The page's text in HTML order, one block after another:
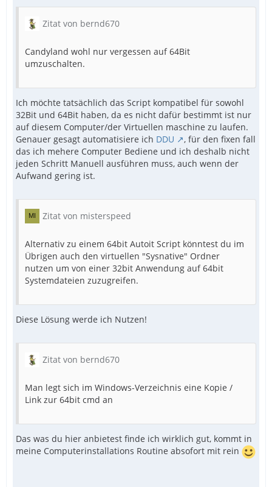
Zitat von bernd670
Candyland wohl nur vergessen auf 64Bit
umzuschalten.
Ich möchte tatsächlich das Script kompatibel für sowohl
32Bit und 64Bit haben, da es nicht dafür bestimmt ist nur
auf diesem Computer/der Virtuellen maschine zu laufen.
Genauer gesagt automatisiere ich DDU
, für den fixen fall
das ich mehere Computer Bediene und ich deshalb nicht
jeden Schritt Manuell ausführen muss, auch wenn der
Aufwand gering ist.
Zitat von misterspeed
Alternativ zu einem 64bit Autoit Script könntest du im
Übrigen auch den virtuellen "Sysnative" Ordner
nutzen um von einer 32bit Anwendung auf 64bit
Systemdateien zuzugreifen.
Diese Lösung werde ich Nutzen!
Zitat von bernd670
Man legt sich im Windows-Verzeichnis eine Kopie /
Link zur 64bit cmd an
Das was du hier anbietest finde ich wirklich gut, kommt in
meine Computerinstallations Routine absofort mit rein